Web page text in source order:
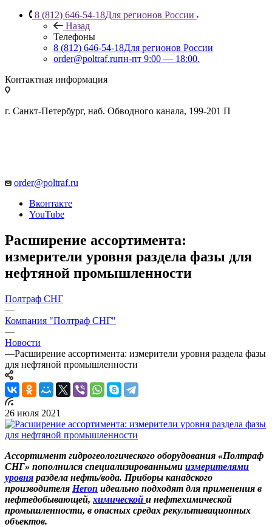
8 (812) 646-54-18Для регионов России
Назад
Телефоны
8 (812) 646-54-18Для регионов России
order@poltraf.ruпн-пт 9:00 — 18:00.
Контактная информация
г. Санкт-Петербург, наб. Обводного канала, 199-201 П
order@poltraf.ru
Вконтакте
YouTube
Расширение ассортимента:
измерители уровня раздела фазы для
нефтяной промышленности
Полтраф СНГ
—
Компания "Полтраф СНГ"
—
Новости
—Расширение ассортимента: измерители уровня раздела фазы
для нефтяной промышленности
26 июля 2021
Ассортимент гидрогеологического оборудования «Полтраф
СНГ» пополнился специализированными измерителями
уровня раздела нефть/вода. Приборы канадского
производителя Heron идеально подходят для применения в
нефтедобывающей, химической и нефтехимической
промышленности, в опасных средах рекультивационных
объектов.